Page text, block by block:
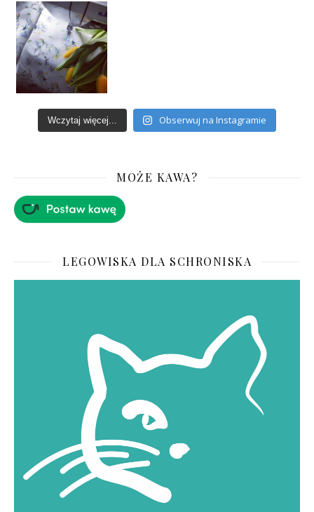
Wczytaj więcej... Obserwuj na Instagramie
MOŻE KAWA?
LEGOWISKA DLA SCHRONISKA